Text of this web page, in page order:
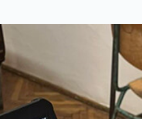
Beiratkozás